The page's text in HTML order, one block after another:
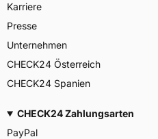
Karriere
Presse
Unternehmen
CHECK24 Österreich
CHECK24 Spanien
CHECK24 Zahlungsarten
PayPal